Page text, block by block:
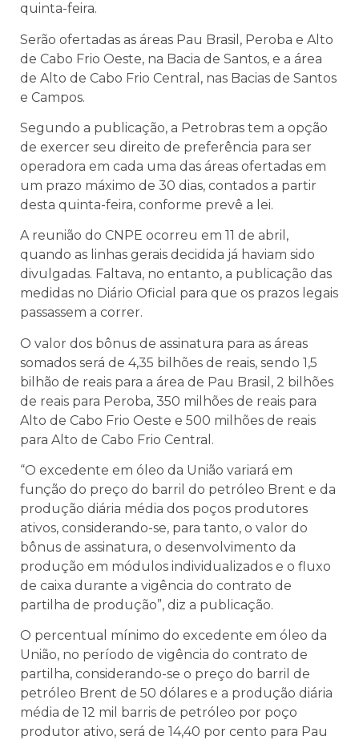
quinta-feira.
Serão ofertadas as áreas Pau Brasil, Peroba e Alto
de Cabo Frio Oeste, na Bacia de Santos, e a área
de Alto de Cabo Frio Central, nas Bacias de Santos
e Campos.
Segundo a publicação, a Petrobras tem a opção
de exercer seu direito de preferência para ser
operadora em cada uma das áreas ofertadas em
um prazo máximo de 30 dias, contados a partir
desta quinta-feira, conforme prevê a lei.
A reunião do CNPE ocorreu em 11 de abril,
quando as linhas gerais decidida já haviam sido
divulgadas. Faltava, no entanto, a publicação das
medidas no Diário Oficial para que os prazos legais
passassem a correr.
O valor dos bônus de assinatura para as áreas
somados será de 4,35 bilhões de reais, sendo 1,5
bilhão de reais para a área de Pau Brasil, 2 bilhões
de reais para Peroba, 350 milhões de reais para
Alto de Cabo Frio Oeste e 500 milhões de reais
para Alto de Cabo Frio Central.
“O excedente em óleo da União variará em
função do preço do barril do petróleo Brent e da
produção diária média dos poços produtores
ativos, considerando-se, para tanto, o valor do
bônus de assinatura, o desenvolvimento da
produção em módulos individualizados e o fluxo
de caixa durante a vigência do contrato de
partilha de produção”, diz a publicação.
O percentual mínimo do excedente em óleo da
União, no período de vigência do contrato de
partilha, considerando-se o preço do barril de
petróleo Brent de 50 dólares e a produção diária
média de 12 mil barris de petróleo por poço
produtor ativo, será de 14,40 por cento para Pau